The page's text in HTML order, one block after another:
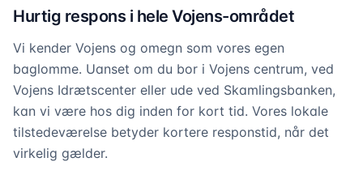
Hurtig respons i hele Vojens-området
Vi kender Vojens og omegn som vores egen
baglomme. Uanset om du bor i Vojens centrum, ved
Vojens Idrætscenter eller ude ved Skamlingsbanken,
kan vi være hos dig inden for kort tid. Vores lokale
tilstedeværelse betyder kortere responstid, når det
virkelig gælder.